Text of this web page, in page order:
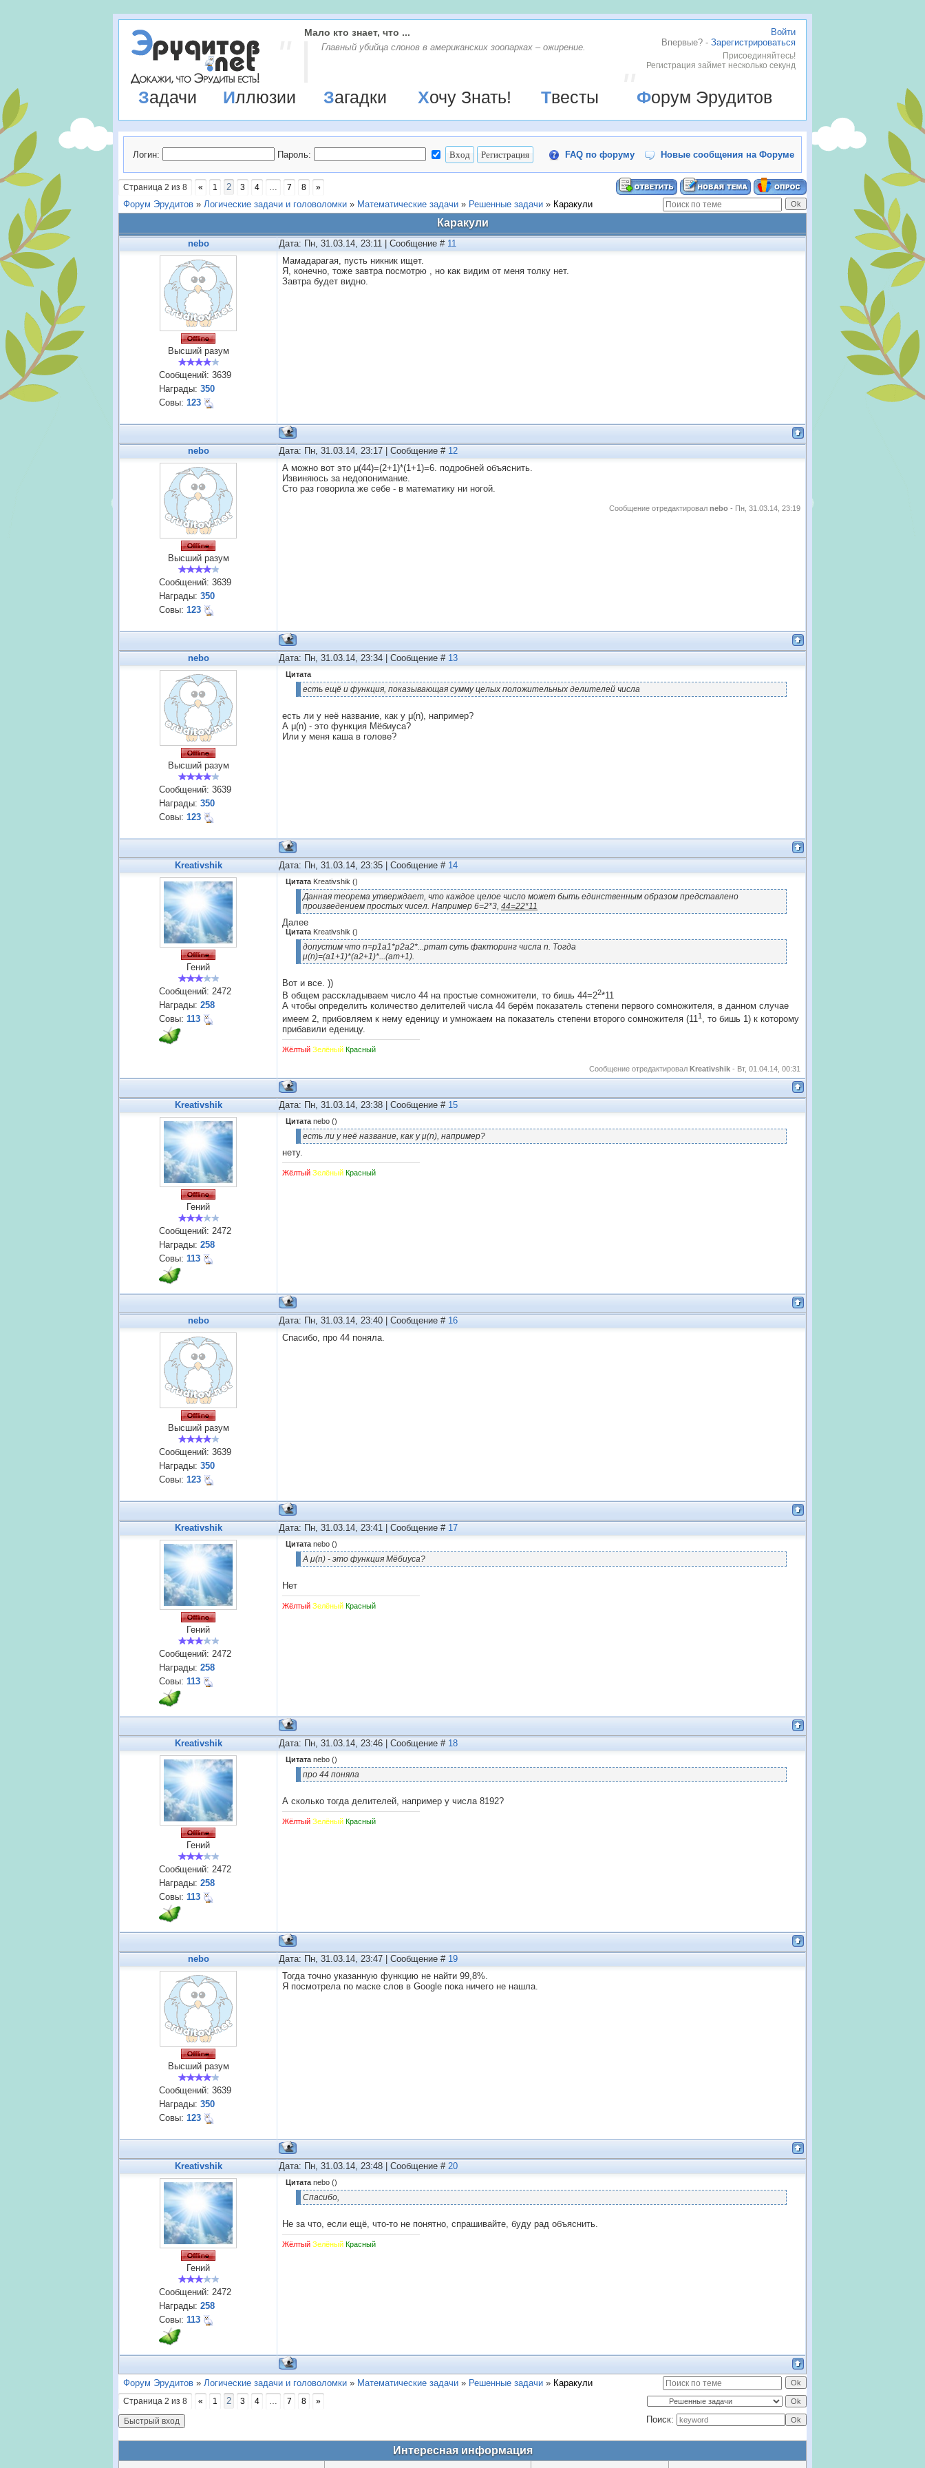
Войти
Впервые? - Зарегистрироваться
Присоединяйтесь!
Регистрация займет несколько секунд
Мало кто знает, что ...
Главный убийца слонов в американских зоопарках – ожирение.
Задачи Иллюзии Загадки Хочу Знать! Твесты Форум Эрудитов
Логин: Пароль: FAQ по форуму Новые сообщения на Форуме
Страница 2 из 8 « 1 2 3 4 … 7 8 »
Форум Эрудитов » Логические задачи и головоломки » Математические задачи » Решенные задачи » Каракули
Каракули
nebo Дата: Пн, 31.03.14, 23:11 | Сообщение # 11
Высший разум
Сообщений: 3639
Награды: 350
Совы: 123
Мамадарагая, пусть никник ищет.
Я, конечно, тоже завтра посмотрю , но как видим от меня толку нет.
Завтра будет видно.
nebo Дата: Пн, 31.03.14, 23:17 | Сообщение # 12
Высший разум
Сообщений: 3639
Награды: 350
Совы: 123
А можно вот это μ(44)=(2+1)*(1+1)=6. подробней объяснить.
Извиняюсь за недопонимание.
Сто раз говорила же себе - в математику ни ногой.
Сообщение отредактировал nebo - Пн, 31.03.14, 23:19
nebo Дата: Пн, 31.03.14, 23:34 | Сообщение # 13
Высший разум
Сообщений: 3639
Награды: 350
Совы: 123
Цитата
есть ещё и функция, показывающая сумму целых положительных делителей числа
есть ли у неё название, как у μ(n), например?
А μ(n) - это функция Мёбиуса?
Или у меня каша в голове?
Kreativshik Дата: Пн, 31.03.14, 23:35 | Сообщение # 14
Гений
Сообщений: 2472
Награды: 258
Совы: 113
Цитата Kreativshik ()
Данная теорема утверждает, что каждое целое число может быть единственным образом представлено
произведением простых чисел. Например 6=2*3, 44=22*11
Далее
Цитата Kreativshik ()
допустим что n=p1a1*p2a2*...pmam суть факторинг числа n. Тогда
μ(n)=(a1+1)*(a2+1)*...(am+1).
Вот и все. ))
В общем расскладываем число 44 на простые сомножители, то бишь 44=22*11
А чтобы определить количество делителей числа 44 берём показатель степени первого сомножителя, в данном случае
имеем 2, прибовляем к нему еденицу и умножаем на показатель степени второго сомножителя (11 1
, то бишь 1) к которому
прибавили еденицу.
Жёлтый Зелёный Красный
Сообщение отредактировал Kreativshik - Вт, 01.04.14, 00:31
Kreativshik Дата: Пн, 31.03.14, 23:38 | Сообщение # 15
Гений
Сообщений: 2472
Награды: 258
Совы: 113
Цитата nebo ()
есть ли у неё название, как у μ(n), например?
нету.
Жёлтый Зелёный Красный
nebo Дата: Пн, 31.03.14, 23:40 | Сообщение # 16
Высший разум
Сообщений: 3639
Награды: 350
Совы: 123
Спасибо, про 44 поняла.
Kreativshik Дата: Пн, 31.03.14, 23:41 | Сообщение # 17
Гений
Сообщений: 2472
Награды: 258
Совы: 113
Цитата nebo ()
А μ(n) - это функция Мёбиуса?
Нет
Жёлтый Зелёный Красный
Kreativshik Дата: Пн, 31.03.14, 23:46 | Сообщение # 18
Гений
Сообщений: 2472
Награды: 258
Совы: 113
Цитата nebo ()
про 44 поняла
А сколько тогда делителей, например у числа 8192?
Жёлтый Зелёный Красный
nebo Дата: Пн, 31.03.14, 23:47 | Сообщение # 19
Высший разум
Сообщений: 3639
Награды: 350
Совы: 123
Тогда точно указанную функцию не найти 99,8%.
Я посмотрела по маске слов в Google пока ничего не нашла.
Kreativshik Дата: Пн, 31.03.14, 23:48 | Сообщение # 20
Гений
Сообщений: 2472
Награды: 258
Совы: 113
Цитата nebo ()
Спасибо,
Не за что, если ещё, что-то не понятно, спрашивайте, буду рад объяснить.
Жёлтый Зелёный Красный
Форум Эрудитов » Логические задачи и головоломки » Математические задачи » Решенные задачи » Каракули
Страница 2 из 8 « 1 2 3 4 … 7 8 »
Поиск:
Интересная информация